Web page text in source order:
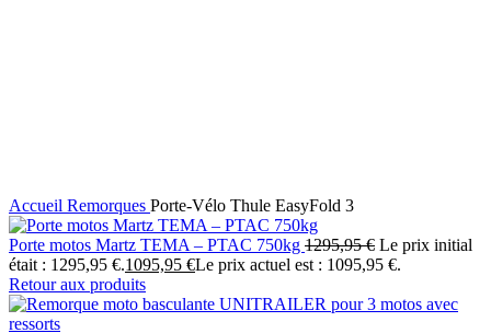
Accueil Remorques Porte-Vélo Thule EasyFold 3
Porte motos Martz TEMA – PTAC 750kg 1295,95€ Le prix initial
était : 1295,95 €.1095,95 €Le prix actuel est : 1095,95 €.
Retour aux produits